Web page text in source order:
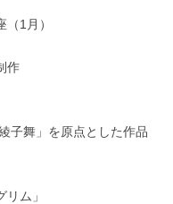
1月）
作
子舞」を原点とした作品
ム」